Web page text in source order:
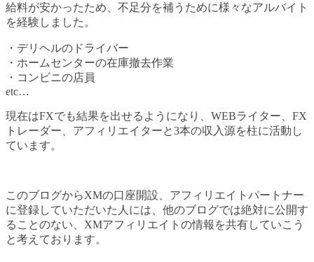
給料が安かったため、不足分を補うために様々なアルバイト
を経験しました。
・デリヘルのドライバー
・ホームセンターの在庫撤去作業
・コンビニの店員
etc…
現在はFXでも結果を出せるようになり、WEBライター、FX
トレーダー、アフィリエイターと3本の収入源を柱に活動し
ています。
このブログからXMの口座開設、アフィリエイトパートナー
に登録していただいた人には、他のブログでは絶対に公開す
ることのない、XMアフィリエイトの情報を共有していこう
と考えております。